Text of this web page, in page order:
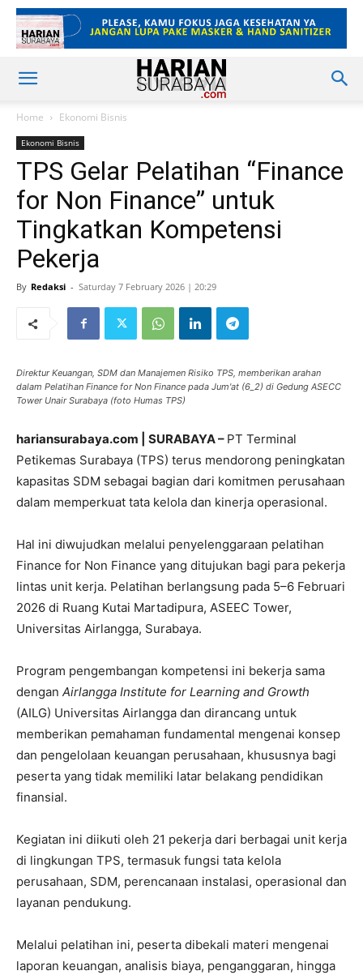
Home Ekonomi Bisnis
Ekonomi Bisnis
TPS Gelar Pelatihan “Finance
for Non Finance” untuk
Tingkatkan Kompetensi
Pekerja
By Redaksi - Saturday 7 February 2026 | 20:29
Direktur Keuangan, SDM dan Manajemen Risiko TPS, memberikan arahan
dalam Pelatihan Finance for Non Finance pada Jum'at (6_2) di Gedung ASECC
Tower Unair Surabaya (foto Humas TPS)
hariansurabaya.com | SURABAYA – PT Terminal
Petikemas Surabaya (TPS) terus mendorong peningkatan
kapasitas SDM sebagai bagian dari komitmen perusahaan
dalam memperkuat tata kelola dan kinerja operasional.
Hal ini diwujudkan melalui penyelenggaraan pelatihan
Finance for Non Finance yang ditujukan bagi para pekerja
lintas unit kerja. Pelatihan berlangsung pada 5–6 Februari
2026 di Ruang Kutai Martadipura, ASEEC Tower,
Universitas Airlangga, Surabaya.
Program pengembangan kompetensi ini bekerja sama
dengan Airlangga Institute for Learning and Growth
(AILG) Universitas Airlangga dan dirancang untuk
memberikan pemahaman fundamental mengenai konsep
dan pengelolaan keuangan perusahaan, khususnya bagi
peserta yang tidak memiliki latar belakang pendidikan
finansial.
Kegiatan ini diikuti oleh 21 pekerja dari berbagai unit kerja
di lingkungan TPS, termasuk fungsi tata kelola
perusahaan, SDM, perencanaan instalasi, operasional dan
layanan pendukung.
Melalui pelatihan ini, peserta dibekali materi mengenai
laporan keuangan, analisis biaya, penganggaran, hingga